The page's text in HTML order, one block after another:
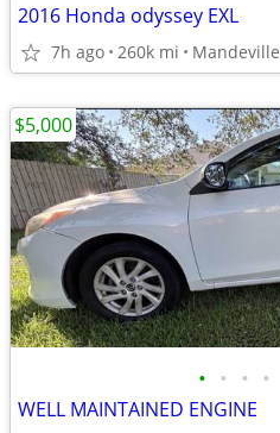
2016 Honda odyssey EXL
7h ago 260k mi Mandeville
• • • •
WELL MAINTAINED ENGINE
$5,000